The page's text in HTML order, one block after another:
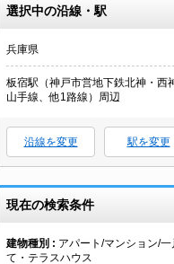
選択中の沿線・駅
兵庫県
板宿駅（神戸市営地下鉄北神・西
山手線、他1路線）周辺
沿線を変更 駅を変更
現在の検索条件
建物種別
アパート/マンション/一
て・テラスハウス